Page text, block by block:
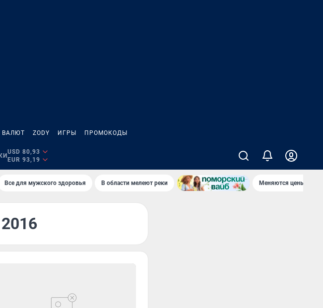
ВАЛЮТ ZODY ИГРЫ ПРОМОКОДЫ
USD 80,93
EUR 93,19
Все для мужского здоровья В области мелеют реки Меняются цены в